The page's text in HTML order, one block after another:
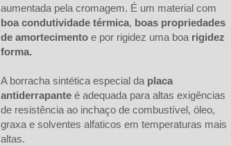
aumentada pela cromagem. É um material com
boa condutividade térmica, boas propriedades
de amortecimento e por rigidez uma boa rigidez
forma.
A borracha sintética especial da placa
antiderrapante é adequada para altas exigências
de resistência ao inchaço de combustível, óleo,
graxa e solventes alfaticos em temperaturas mais
altas.